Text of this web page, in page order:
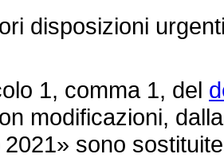
disposizioni
1, comma 1, del
modificazioni,
sono